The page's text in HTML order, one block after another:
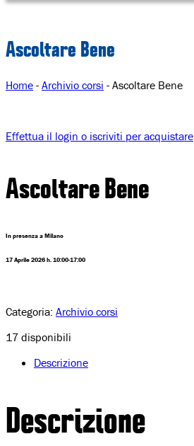
Ascoltare Bene
Home - Archivio corsi - Ascoltare Bene
Effettua il login o iscriviti per acquistare
Ascoltare Bene
In presenza a Milano
17 Aprile 2026 h. 10:00-17:00
Categoria: Archivio corsi
17 disponibili
Descrizione
Descrizione